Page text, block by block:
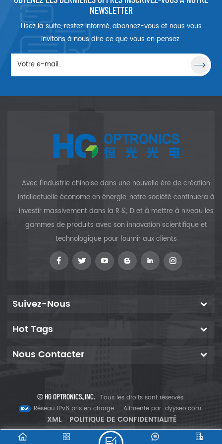
générateur laser. Les lentilles
laser sont conçues pour
concentrer la lumière de
plusieurs manières différentes
selon le type de lentille,
comme la mise au point sur
un point, une ligne ou un
anneau. De nombreux types
disponibles dans une gamme
NEWSLETTER
Lisez la suite, restez informé, abonnez-vous et nous vous
invitons à nous dire ce que vous en pensez.
Avec l'industrie chinoise dans une nouvelle ère de création
intellectuelle économe en énergie, notre société continuera à
investir massivement dans la R &; D et à mettre à niveau les
gammes de produits avec son innovation scientifique et
technologique pour fournir aux clients
Suivez-Nous
Hot Tags
Nous Contacter
© HG OPTRONICS.,INC. Tous les droits sont réservés.
Réseau IPv6 pris en charge
Alimenté par: dyyseo.com
XML POLITIQUE DE CONFIDENTIALITÉ